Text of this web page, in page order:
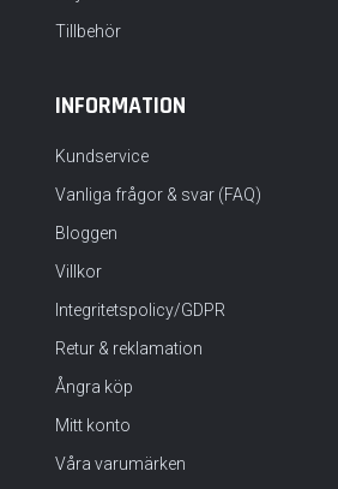
Tillbehör
INFORMATION
Kundservice
Vanliga frågor & svar (FAQ)
Bloggen
Villkor
Integritetspolicy/GDPR
Retur & reklamation
Ångra köp
Mitt konto
Våra varumärken